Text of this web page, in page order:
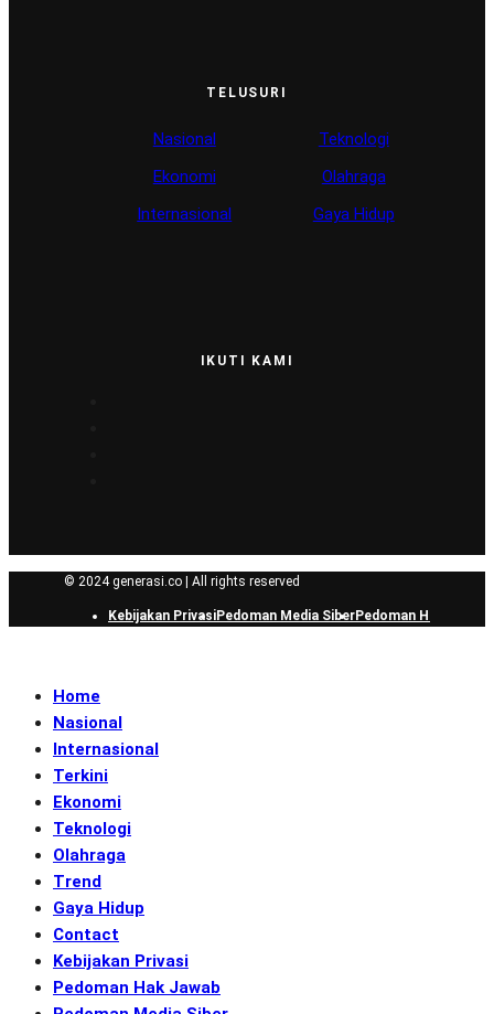
TELUSURI
Nasional
Ekonomi
Internasional
Teknologi
Olahraga
Gaya Hidup
IKUTI KAMI
© 2024 generasi.co | All rights reserved
Kebijakan PrivasiPedoman Media SiberPedoman Hak Jawab
Home
Nasional
Internasional
Terkini
Ekonomi
Teknologi
Olahraga
Trend
Gaya Hidup
Contact
Kebijakan Privasi
Pedoman Hak Jawab